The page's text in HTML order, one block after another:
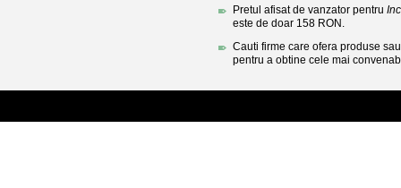
Pretul afisat de vanzator pentru
este de doar 158 RON.
Cauti firme care ofera produse
pentru a obtine cele mai